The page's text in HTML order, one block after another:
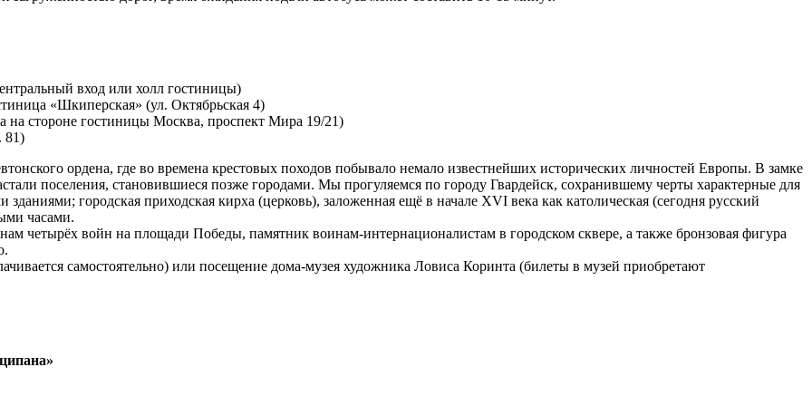
вход или холл гостиницы)
«Шкиперская» (ул. Октябрьская 4)
на стороне гостиницы Москва, проспект Мира 19/21)
81)
ордена, где во времена крестовых походов побывало немало известнейших исторических личностей Европы. В замке
поселения, становившиеся позже городами. Мы прогуляемся по городу Гвардейск, сохранившему черты характерные для
городская приходская кирха (церковь), заложенная ещё в начале XVI века как католическая (сегодня русский
часами.
четырёх войн на площади Победы, памятник воинам-интернационалистам в городском сквере, а также бронзовая фигура
самостоятельно) или посещение дома-музея художника Ловиса Коринта (билеты в музей приобретают